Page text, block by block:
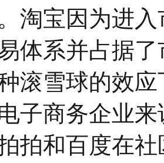
淘宝因为进
体系并占据
滚雪球的效
子商务企业
拍和百度在